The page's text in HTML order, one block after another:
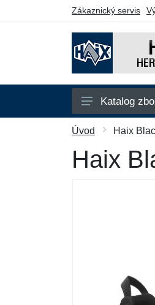
Zákaznický servis
Taktická obuv
Pracovní obuv
Katalog
Úvod Haix
Haix